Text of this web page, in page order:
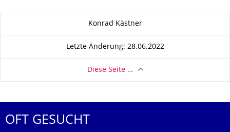
Konrad Kästner
Letzte Änderung: 28.06.2022
Diese Seite …
OFT GESUCHT